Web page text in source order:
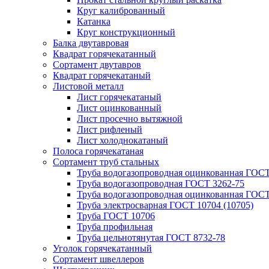
Круг калиброванный
Катанка
Круг конструкционный
Балка двутавровая
Квадрат горячекатанный
Сортамент двутавров
Квадрат горячекатаный
Листовой металл
Лист горячекатаный
Лист оцинкованный
Лист просечно вытяжной
Лист рифленый
Лист холоднокатаный
Полоса горячекатаная
Сортамент труб стальных
Труба водогазопроводная оцинкованная
Труба водогазопроводная ГОСТ 3262-75
Труба водогазопроводная оцинкованная
Труба электросварная ГОСТ 10704 (10705)
Труба ГОСТ 10706
Труба профильная
Труба цельнотянутая ГОСТ 8732-78
Уголок горячекатанный
Сортамент швеллеров